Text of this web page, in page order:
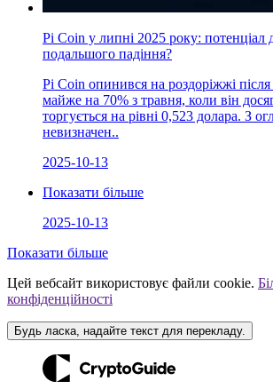
Pi Coin у липні 2025 року: потенціал
подальшого падіння?
Pi Coin опинився на роздоріжжі
майже на 70% з травня, коли він досяг
торгується на рівні 0,523 долара. З
невизначен..
2025-10-13
Показати більше
2025-10-13
Показати більше
Цей вебсайт використовує файли cookie.
конфіденційності
Будь ласка, надайте текст для перекладу.